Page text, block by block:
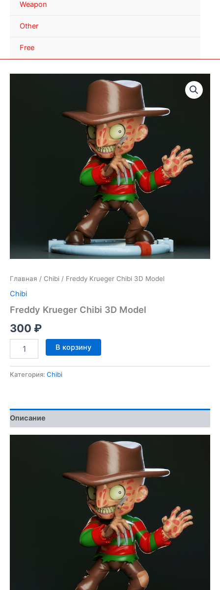
Weapon
Other
Free
Главная / Chibi / Freddy Krueger Chibi 3D Model
Chibi
Freddy Krueger Chibi 3D Model
300 ₽
Количество
товара
Krueger
В корзину
Категория: Chibi
Описание